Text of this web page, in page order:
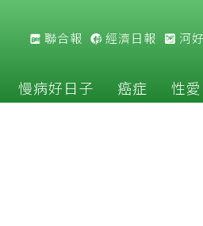
聯合報 經濟日報 河
慢病好日子 癌症 性愛